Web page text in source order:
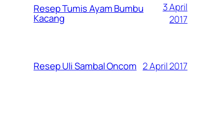
Resep Tumis Ayam Bumbu
Kacang
3 April
2017
Resep Uli Sambal Oncom 2 April 2017